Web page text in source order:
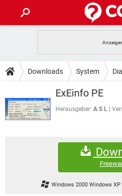
ANDROID
WHATSAPP
TIPPS & TRICKS
SPIELE
ANDROID
WINDOWS 10
SPIELE
FORUM
WHATSAPP
Downloads System
ExEinfo PE
Herausgeber: A S L
Windows 2000 Windows